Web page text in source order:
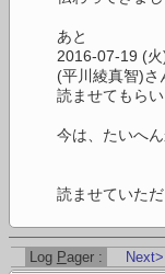
あと
2016-07-19 (火
(平川綾真智)さ
読ませてもらい
今は、たいへ
読ませていただ
Log Pager : Next>